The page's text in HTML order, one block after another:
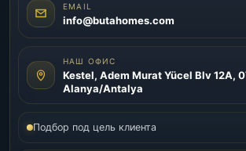
EMAIL
info@butahomes.com
НАШ ОФИС
Kestel, Adem Murat Yücel Blv 12A,
Alanya/Antalya
Подбор под цель клиента